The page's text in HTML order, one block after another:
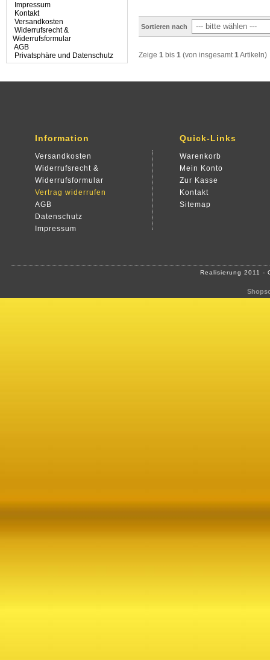
Sortieren nach
Zeige 1 bis 1 (von insgesamt 1 Artikeln)
Impressum
Kontakt
Versandkosten
Widerrufsrecht &
Widerrufsformular
AGB
Privatsphäre und Datenschutz
Information
Versandkosten
Widerrufsrecht &
Widerrufsformular
Vertrag widerrufen
AGB
Datenschutz
Impressum
Quick-Links
Warenkorb
Mein Konto
Zur Kasse
Kontakt
Sitemap
Realisierung 2011 -